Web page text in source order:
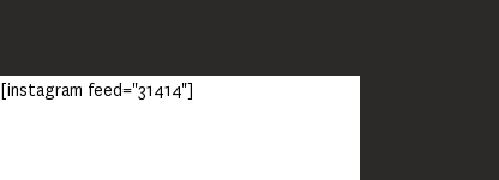
[instagram feed="31414"]